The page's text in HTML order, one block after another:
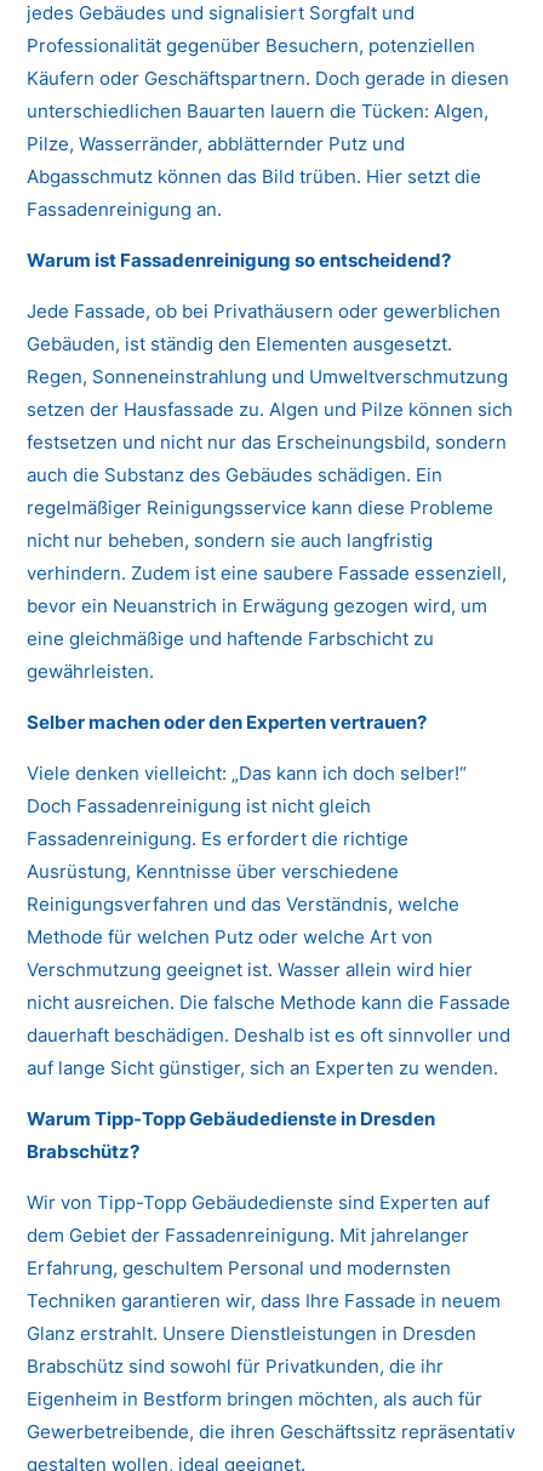
jedes Gebäudes und signalisiert Sorgfalt und
Professionalität gegenüber Besuchern, potenziellen
Käufern oder Geschäftspartnern. Doch gerade in diesen
unterschiedlichen Bauarten lauern die Tücken: Algen,
Pilze, Wasserränder, abblätternder Putz und
Abgasschmutz können das Bild trüben. Hier setzt die
Fassadenreinigung an.
Warum ist Fassadenreinigung so entscheidend?
Jede Fassade, ob bei Privathäusern oder gewerblichen
Gebäuden, ist ständig den Elementen ausgesetzt.
Regen, Sonneneinstrahlung und Umweltverschmutzung
setzen der Hausfassade zu. Algen und Pilze können sich
festsetzen und nicht nur das Erscheinungsbild, sondern
auch die Substanz des Gebäudes schädigen. Ein
regelmäßiger Reinigungsservice kann diese Probleme
nicht nur beheben, sondern sie auch langfristig
verhindern. Zudem ist eine saubere Fassade essenziell,
bevor ein Neuanstrich in Erwägung gezogen wird, um
eine gleichmäßige und haftende Farbschicht zu
gewährleisten.
Selber machen oder den Experten vertrauen?
Viele denken vielleicht: „Das kann ich doch selber!“
Doch Fassadenreinigung ist nicht gleich
Fassadenreinigung. Es erfordert die richtige
Ausrüstung, Kenntnisse über verschiedene
Reinigungsverfahren und das Verständnis, welche
Methode für welchen Putz oder welche Art von
Verschmutzung geeignet ist. Wasser allein wird hier
nicht ausreichen. Die falsche Methode kann die Fassade
dauerhaft beschädigen. Deshalb ist es oft sinnvoller und
auf lange Sicht günstiger, sich an Experten zu wenden.
Warum Tipp-Topp Gebäudedienste in Dresden
Brabschütz?
Wir von Tipp-Topp Gebäudedienste sind Experten auf
dem Gebiet der Fassadenreinigung. Mit jahrelanger
Erfahrung, geschultem Personal und modernsten
Techniken garantieren wir, dass Ihre Fassade in neuem
Glanz erstrahlt. Unsere Dienstleistungen in Dresden
Brabschütz sind sowohl für Privatkunden, die ihr
Eigenheim in Bestform bringen möchten, als auch für
Gewerbetreibende, die ihren Geschäftssitz repräsentativ
gestalten wollen, ideal geeignet.